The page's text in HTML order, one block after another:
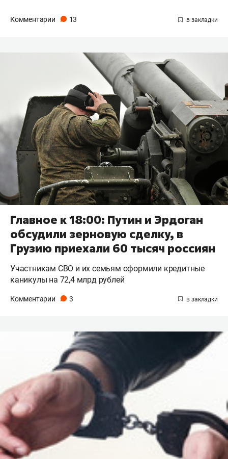
Комментарии 13
Главное к 18:00: Путин и Эрдоган
обсудили зерновую сделку, в
Грузию приехали 60 тысяч россиян
Участникам СВО и их семьям оформили кредитные
каникулы на 72,4 млрд рублей
Комментарии 3